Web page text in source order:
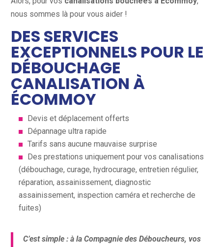
nous sommes là pour vous aider !
DES SERVICES
EXCEPTIONNELS POUR LE
DÉBOUCHAGE
CANALISATION À
ÉCOMMOY
Devis et déplacement offerts
Dépannage ultra rapide
Tarifs sans aucune mauvaise surprise
Des prestations uniquement pour vos canalisations
(débouchage, curage, hydrocurage, entretien régulier,
réparation, assainissement, diagnostic
assainissement, inspection caméra et recherche de
fuites)
C’est simple : à la Compagnie des Déboucheurs, vos